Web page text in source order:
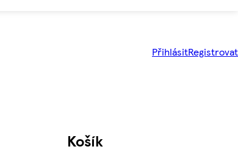
PřihlásitRegistrovat
Košík